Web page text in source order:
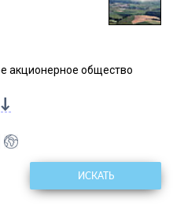
акционерное общество
ИСКАТЬ